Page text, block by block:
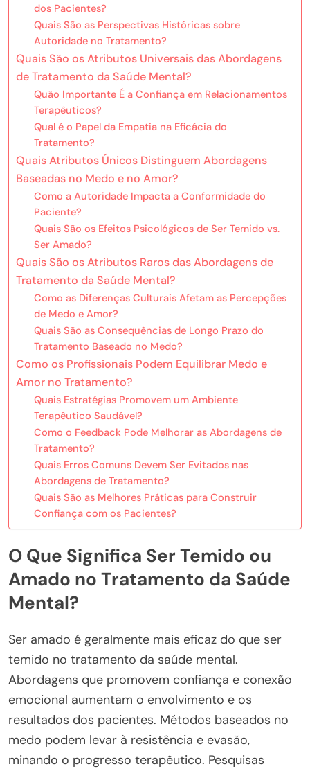
dos Pacientes?
Quais São as Perspectivas Históricas sobre
Autoridade no Tratamento?
Quais São os Atributos Universais das Abordagens
de Tratamento da Saúde Mental?
Quão Importante É a Confiança em Relacionamentos
Terapêuticos?
Qual é o Papel da Empatia na Eficácia do
Tratamento?
Quais Atributos Únicos Distinguem Abordagens
Baseadas no Medo e no Amor?
Como a Autoridade Impacta a Conformidade do
Paciente?
Quais São os Efeitos Psicológicos de Ser Temido vs.
Ser Amado?
Quais São os Atributos Raros das Abordagens de
Tratamento da Saúde Mental?
Como as Diferenças Culturais Afetam as Percepções
de Medo e Amor?
Quais São as Consequências de Longo Prazo do
Tratamento Baseado no Medo?
Como os Profissionais Podem Equilibrar Medo e
Amor no Tratamento?
Quais Estratégias Promovem um Ambiente
Terapêutico Saudável?
Como o Feedback Pode Melhorar as Abordagens de
Tratamento?
Quais Erros Comuns Devem Ser Evitados nas
Abordagens de Tratamento?
Quais São as Melhores Práticas para Construir
Confiança com os Pacientes?
O Que Significa Ser Temido ou
Amado no Tratamento da Saúde
Mental?
Ser amado é geralmente mais eficaz do que ser
temido no tratamento da saúde mental.
Abordagens que promovem confiança e conexão
emocional aumentam o envolvimento e os
resultados dos pacientes. Métodos baseados no
medo podem levar à resistência e evasão,
minando o progresso terapêutico. Pesquisas